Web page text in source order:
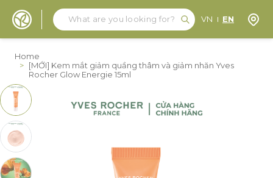
Search
Search
VN EN
Home
> [MỚI] Kem mắt giảm quầng thâm và giảm nhăn Yves
Rocher Glow Energie 15ml